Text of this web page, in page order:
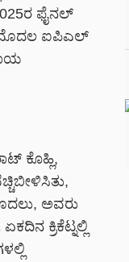
ಫೈನಲ್
ಮೊದಲ ಐಪಿಎಲ್
ಕೊಹ್ಲಿ,
ಅವರು
ಕ್ರಿಕೆಟ್ನಲ್ಲಿ